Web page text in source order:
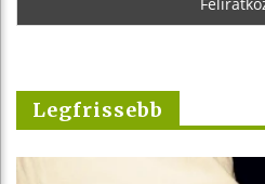
Legfrissebb